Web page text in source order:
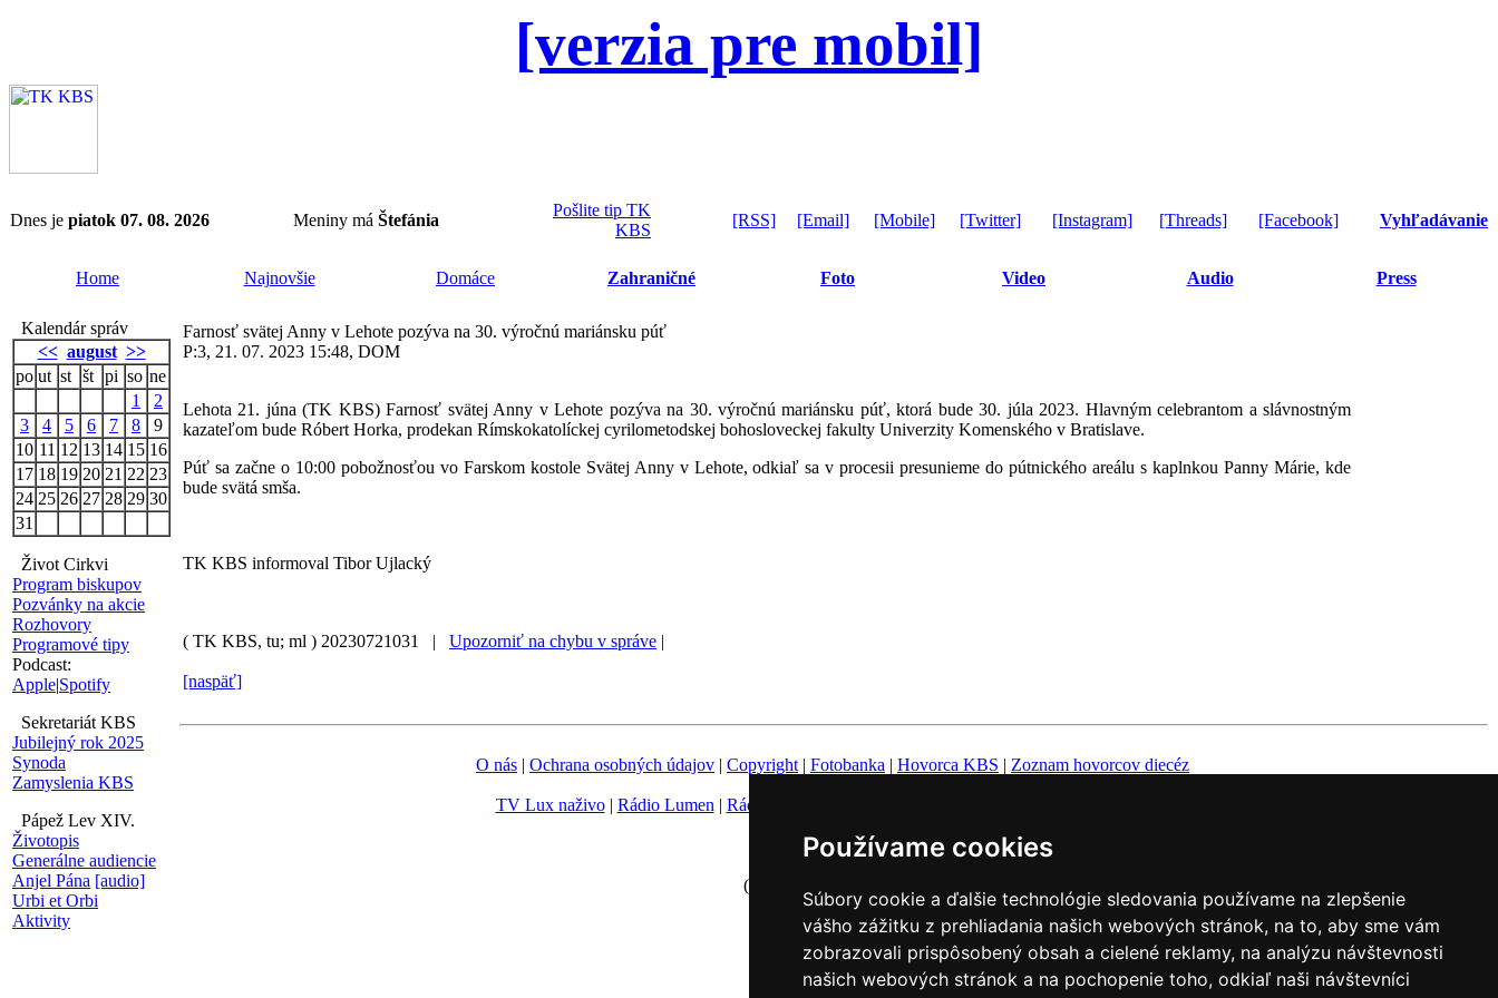
Používame cookies
Súbory cookie a ďalšie technológie sledovania používame na zlepšenie
vášho zážitku z prehliadania našich webových stránok, na to, aby sme vám
zobrazovali prispôsobený obsah a cielené reklamy, na analýzu návštevnosti
našich webových stránok a na pochopenie toho, odkiaľ naši návštevníci
[verzia pre mobil]
Dnes je piatok 07. 08. 2026 Meniny má Štefánia
Pošlite tip TK
KBS
[RSS] [Email] [Mobile] [Twitter] [Instagram] [Threads] [Facebook] Vyhľadávanie
Home Najnovšie Domáce Zahraničné Foto Video Audio Press
Kalendár správ
<< august >>
po ut st št pi so ne
1
2
3
4 5 6 7 8
9
10 11 12 13 14 15 16
17 18 19 20 21 22 23
24 25 26 27 28 29 30
31
Život Cirkvi
Program biskupov
Pozvánky na akcie
Rozhovory
Programové tipy
Podcast:
Apple|Spotify
Sekretariát KBS
Jubilejný rok 2025
Synoda
Zamyslenia KBS
Pápež Lev XIV.
Životopis
Generálne audiencie
Anjel Pána [audio]
Urbi et Orbi
Aktivity
Farnosť svätej Anny v Lehote pozýva na 30. výročnú mariánsku púť
P:3, 21. 07. 2023 15:48, DOM
Lehota 21. júna (TK KBS) Farnosť svätej Anny v Lehote pozýva na 30. výročnú mariánsku púť, ktorá bude 30. júla 2023. Hlavným celebrantom a slávnostným
kazateľom bude Róbert Horka, prodekan Rímskokatolíckej cyrilometodskej bohosloveckej fakulty Univerzity Komenského v Bratislave.
Púť sa začne o 10:00 pobožnosťou vo Farskom kostole Svätej Anny v Lehote, odkiaľ sa v procesii presunieme do pútnického areálu s kaplnkou Panny Márie, kde
bude svätá smša.
TK KBS informoval Tibor Ujlacký
( TK KBS, tu; ml ) 20230721031 | Upozorniť na chybu v správe |
[naspäť]
O nás | Ochrana osobných údajov | Copyright | Fotobanka | Hovorca KBS | Zoznam hovorcov diecéz
TV Lux naživo| Rádio Lumen | Rádio Vatikán
Nastavenie Cookies
(c) TK KBS 2003 - 2026